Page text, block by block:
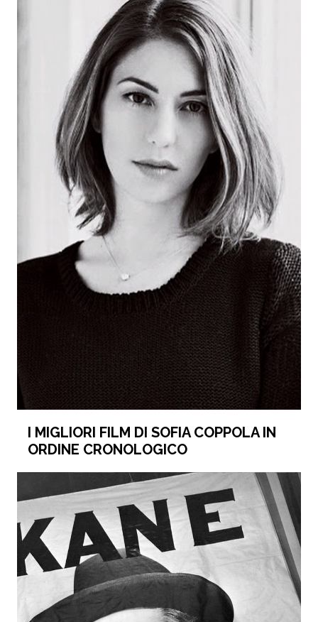
I MIGLIORI FILM DI SOFIA COPPOLA IN
ORDINE CRONOLOGICO